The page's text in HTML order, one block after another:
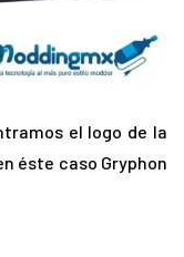
el logo de la
éste caso Gryphon